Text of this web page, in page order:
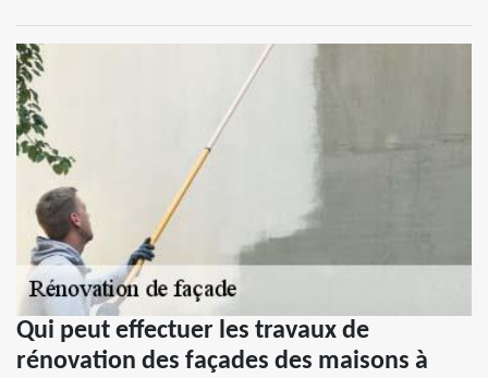
Qui peut effectuer les travaux de
rénovation des façades des maisons à